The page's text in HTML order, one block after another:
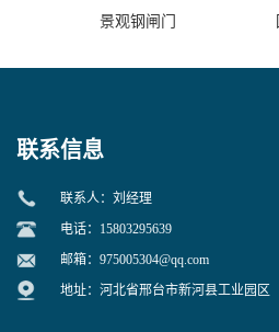
景观钢闸门
联系信息
联系人：刘经理
电话：15803295639
邮箱： 975005304@qq.com
地址：河北省邢台市新河县工业园区